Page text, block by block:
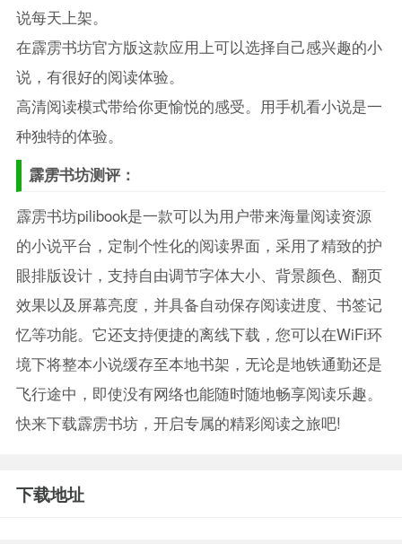
说每天上架。
在霹雳书坊官方版这款应用上可以选择自己感兴趣的小
说，有很好的阅读体验。
高清阅读模式带给你更愉悦的感受。用手机看小说是一
种独特的体验。
霹雳书坊测评：
霹雳书坊pilibook是一款可以为用户带来海量阅读资源
的小说平台，定制个性化的阅读界面，采用了精致的护
眼排版设计，支持自由调节字体大小、背景颜色、翻页
效果以及屏幕亮度，并具备自动保存阅读进度、书签记
忆等功能。它还支持便捷的离线下载，您可以在WiFi环
境下将整本小说缓存至本地书架，无论是地铁通勤还是
飞行途中，即使没有网络也能随时随地畅享阅读乐趣。
快来下载霹雳书坊，开启专属的精彩阅读之旅吧!
下载地址